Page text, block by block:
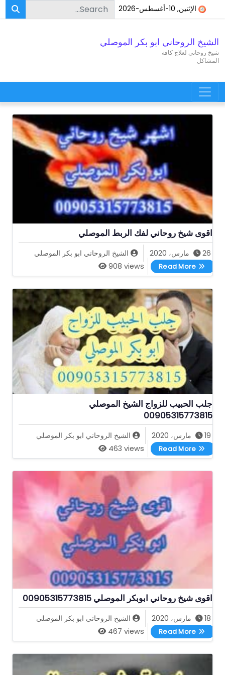
Skip to content
الإثنين, 10-أغسطس-2026 Search for:
الشيخ الروحاني ابو بكر الموصلي
شيخ روحاني لعلاج كافة
المشاكل
Main Navigation
اقوى شيخ روحاني لفك الربط الموصلي
26 مارس، 2020
الشيخ الروحاني ابو بكر الموصلي
908 views
Read More
اقوى شيخ روحاني لفك الربط الموصلي
جلب الحبيب للزواج الشيخ الموصلي
00905315773815
19 مارس، 2020
الشيخ الروحاني ابو بكر الموصلي
463 views
Read More
جلب الحبيب للزواج الشيخ الموصلي 00905315773815
اقوى شيخ روحاني ابوبكر الموصلي 00905315773815
18 مارس، 2020
الشيخ الروحاني ابو بكر الموصلي
467 views
Read More
اقوى شيخ روحاني ابوبكر الموصلي 00905315773815